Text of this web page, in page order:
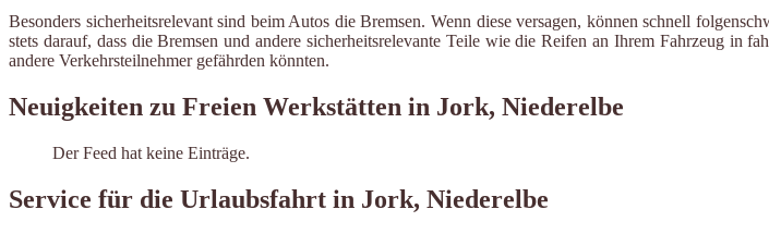
Besonders sicherheitsrelevant sind beim Autos die Bremsen. Wenn diese versagen, können schnell
stets darauf, dass die Bremsen und andere sicherheitsrelevante Teile wie die Reifen an Ihrem Fahrzeug in
andere Verkehrsteilnehmer gefährden könnten.
Neuigkeiten zu Freien Werkstätten in Jork, Niederelbe
Der Feed hat keine Einträge.
Service für die Urlaubsfahrt in Jork, Niederelbe